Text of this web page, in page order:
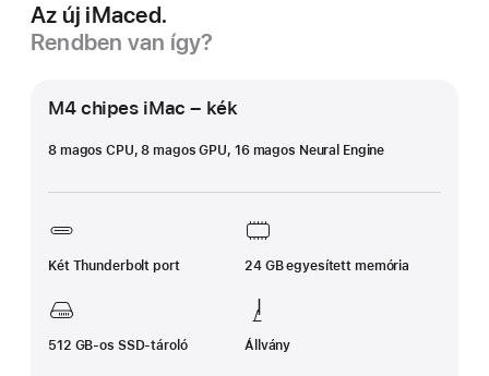
Az új iMaced.
Rendben van így?
M4 chipes iMac – kék
8 magos CPU, 8 magos GPU, 16 magos Neural Engine
Két Thunderbolt port 24 GB egyesített memória
512 GB-os SSD-tároló Állvány